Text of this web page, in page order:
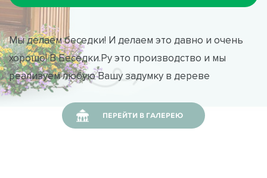
Мы делаем беседки! И делаем это давно и очень
хорошо! В Беседки.Ру это производство и мы
реализуем любую Вашу задумку в дереве
ПЕРЕЙТИ В ГАЛЕРЕЮ